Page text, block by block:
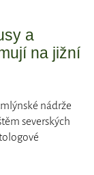
a
na jižní
nádrže
severských